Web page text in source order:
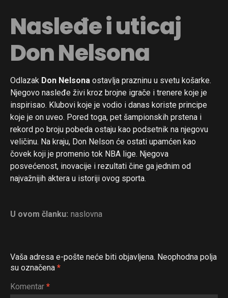
Nasleđe i uticaj
Don Nelsona
Odlazak Don Nelsona ostavlja prazninu u svetu košarke.
Njegovo nasleđe živi kroz brojne igrače i trenere koje je
inspirisao. Klubovi koje je vodio i danas koriste principe
koje je on uveo. Pored toga, pet šampionskih prstena i
rekord po broju pobeda ostaju kao podsetnik na njegovu
veličinu. Na kraju, Don Nelson će ostati upamćen kao
čovek koji je promenio tok NBA lige. Njegova
posvećenost, inovacije i rezultati čine ga jednim od
najvažnijih aktera u istoriji ovog sporta.
U ovom članku: naslovna
Vaša adresa e-pošte neće biti objavljena. Neophodna polja
su označena *
Komentar *